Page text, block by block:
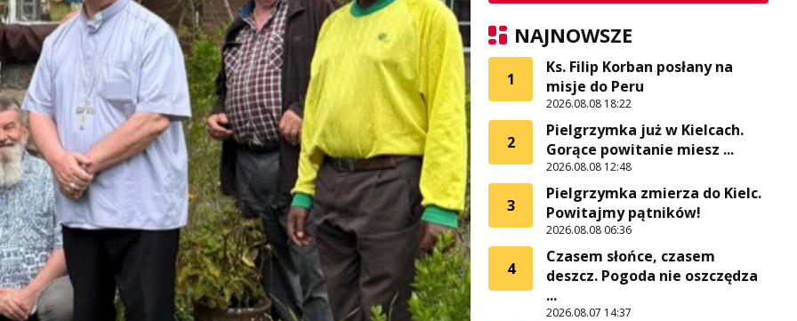
NAJNOWSZE
1
Ks. Filip Korban posłany na
misje do Peru
2026.08.08 18:22
2
Pielgrzymka już w Kielcach.
Gorące powitanie miesz ...
2026.08.08 12:48
3
Pielgrzymka zmierza do Kielc.
Powitajmy pątników!
2026.08.08 06:36
4
Czasem słońce, czasem
deszcz. Pogoda nie oszczędza
...
2026.08.07 14:37